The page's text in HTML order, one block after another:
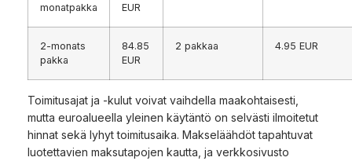
monatpakka
EUR
2-monats
pakka
84.85
EUR
2 pakkaa 4.95 EUR
Toimitusajat ja -kulut voivat vaihdella maakohtaisesti,
mutta euroalueella yleinen käytäntö on selvästi ilmoitetut
hinnat sekä lyhyt toimitusaika. Makseläähdöt tapahtuvat
luotettavien maksutapojen kautta, ja verkkosivusto